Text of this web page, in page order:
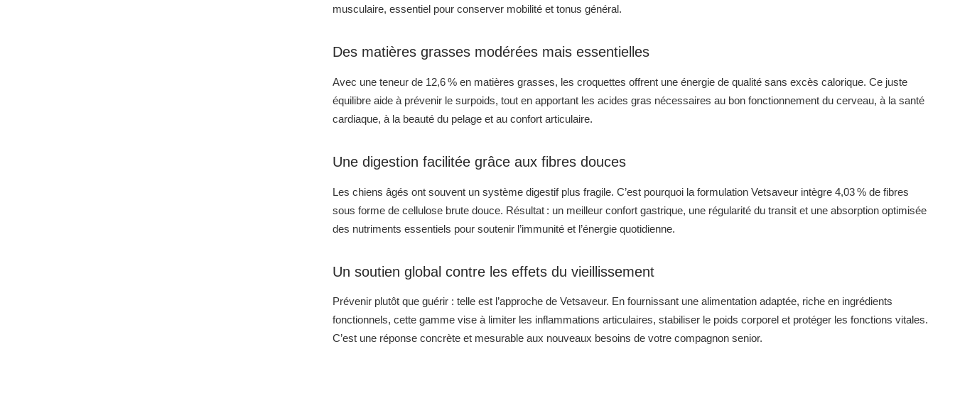
musculaire, essentiel pour conserver mobilité et tonus général.
Des matières grasses modérées mais essentielles
Avec une teneur de 12,6 % en matières grasses, les croquettes offrent une énergie de qualité sans excès calorique. Ce juste
équilibre aide à prévenir le surpoids, tout en apportant les acides gras nécessaires au bon fonctionnement du cerveau, à la santé
cardiaque, à la beauté du pelage et au confort articulaire.
Une digestion facilitée grâce aux fibres douces
Les chiens âgés ont souvent un système digestif plus fragile. C’est pourquoi la formulation Vetsaveur intègre 4,03 % de fibres
sous forme de cellulose brute douce. Résultat : un meilleur confort gastrique, une régularité du transit et une absorption optimisée
des nutriments essentiels pour soutenir l’immunité et l’énergie quotidienne.
Un soutien global contre les effets du vieillissement
Prévenir plutôt que guérir : telle est l’approche de Vetsaveur. En fournissant une alimentation adaptée, riche en ingrédients
fonctionnels, cette gamme vise à limiter les inflammations articulaires, stabiliser le poids corporel et protéger les fonctions vitales.
C’est une réponse concrète et mesurable aux nouveaux besoins de votre compagnon senior.